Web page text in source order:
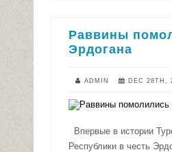
Раввины
Эрдогана
ADMIN DEC 28TH,
Впервые в истории
Республики в честь